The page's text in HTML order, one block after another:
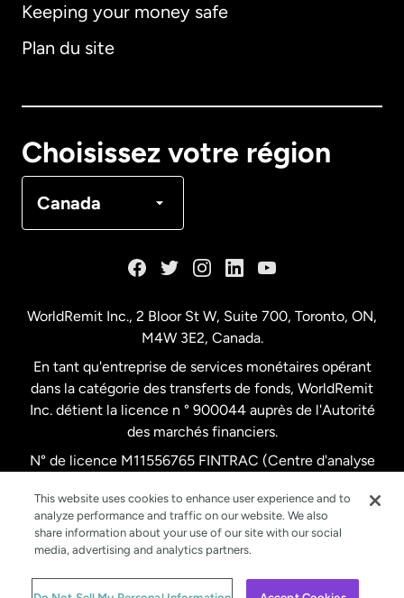
Keeping your money safe
Plan du site
Choisissez votre région
Canada
Allemagne
Français
États-Unis Español
France
Malaisie
Nouvelle-Zélande
WorldRemit Inc., 2 Bloor St W, Suite 700, Toronto, ON,
M4W 3E2, Canada.
En tant qu'entreprise de services monétaires opérant
dans la catégorie des transferts de fonds, WorldRemit
Inc. détient la licence n ° 900044 auprès de l'Autorité
des marchés financiers.
N° de licence M11556765 FINTRAC (Centre d'analyse
This website uses cookies to enhance user experience and to
analyze performance and traffic on our website. We also
share information about your use of our site with our social
media, advertising and analytics partners.